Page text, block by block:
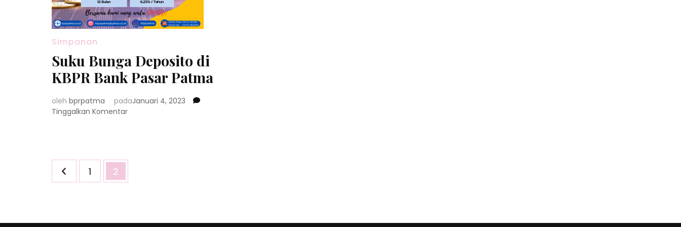
Simpanan
Suku Bunga Deposito di
KBPR Bank Pasar Patma
oleh bprpatma padaJanuari 4, 2023
Tinggalkan Komentarpada
Pasar
Paginasi
pos Halaman
1 Halaman
2